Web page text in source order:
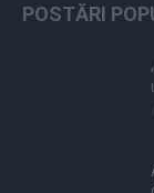
POSTĂRI